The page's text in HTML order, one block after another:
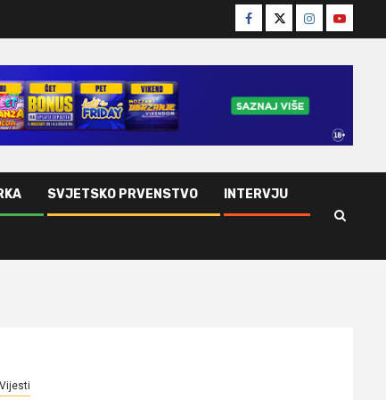
Facebook
TwitterInstagram
Youtube
SVJETSKO PRVENSTVO INTERVJU
Vijesti